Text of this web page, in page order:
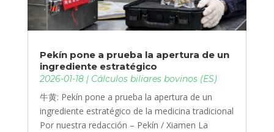
Pekín pone a prueba la apertura de un
ingrediente estratégico
2026-01-18| Cálculos biliares bovinos (ES)
牛黄: Pekín pone a prueba la apertura de un
ingrediente estratégico de la medicina tradicional
Por nuestra redacción – Pekín / Xiamen La